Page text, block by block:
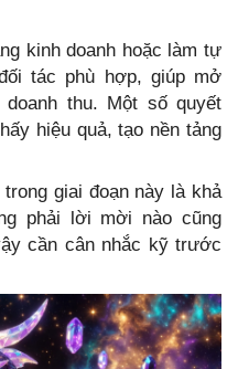
kinh doanh hoặc làm tự
tác phù hợp, giúp mở
thu. Một số quyết
hiệu quả, tạo nền tảng
giai đoạn này là khả
phải lời mời nào cũng
cần cân nhắc kỹ trước